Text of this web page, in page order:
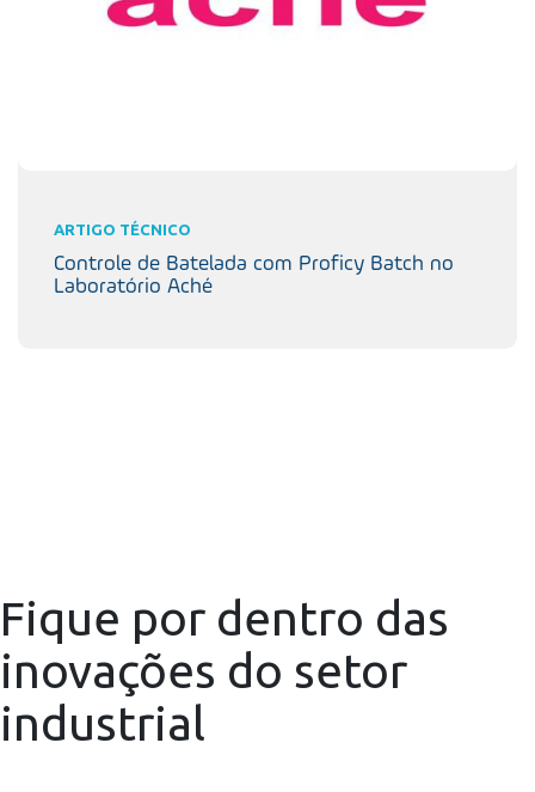
ARTIGO TÉCNICO
Controle de Batelada com Proficy Batch no
Laboratório Aché
Fique por dentro das
inovações do setor
industrial